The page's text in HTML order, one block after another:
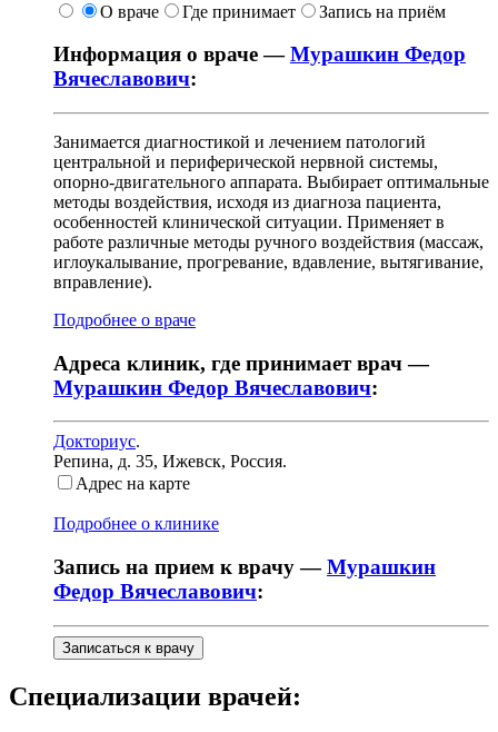
О враче
Где принимает Запись на приём
Информация о враче —Мурашкин Федор
Вячеславович:
Занимается диагностикой и лечением патологий
центральной и периферической нервной системы,
опорно-двигательного аппарата. Выбирает оптимальные
методы воздействия, исходя из диагноза пациента,
особенностей клинической ситуации. Применяет в
работе различные методы ручного воздействия (массаж,
иглоукалывание, прогревание, вдавление, вытягивание,
вправление).
Подробнее о враче
Адреса клиник, где принимает врач —
Мурашкин Федор Вячеславович:
Докториус.
Репина, д. 35, Ижевск, Россия.
Адрес на карте
Подробнее о клинике
Запись на прием к врачу —Мурашкин
Федор Вячеславович:
Записаться к врачу
Специализации врачей: